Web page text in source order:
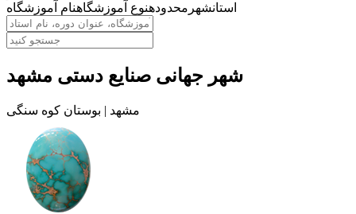
استانشهر محدودهنوع آموزشگاهنام آموزشگاه
شهر جهانی صنایع دستی مشهد
مشهد | بوستان کوه سنگی